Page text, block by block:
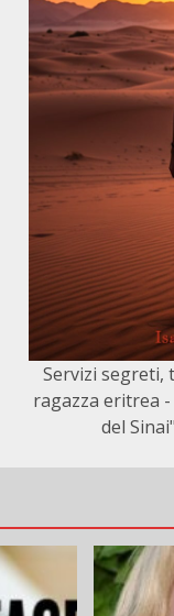
Servizi segreti,
ragazza eritrea
del